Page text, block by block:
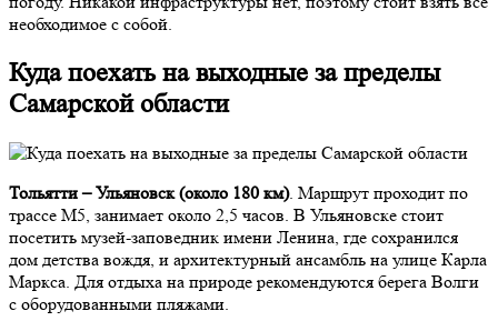
необходимое с собой.
Куда поехать на выходные за пределы
Самарской области
Тольятти – Ульяновск (около 180 км). Маршрут проходит по
трассе М5, занимает около 2,5 часов. В Ульяновске стоит
посетить музей-заповедник имени Ленина, где сохранился
дом детства вождя, и архитектурный ансамбль на улице Карла
Маркса. Для отдыха на природе рекомендуются берега Волги
с оборудованными пляжами.